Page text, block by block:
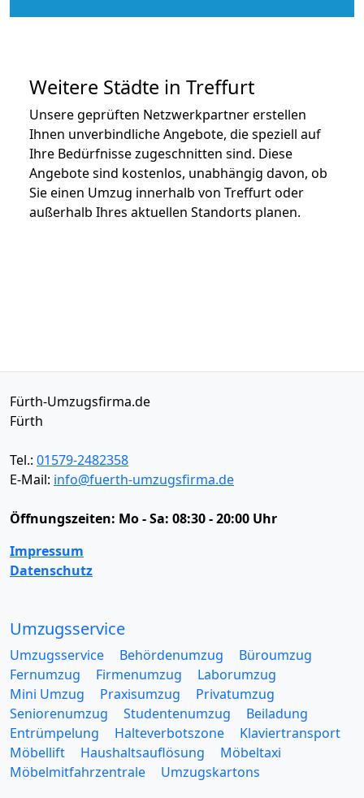
Weitere Städte in Treffurt
Unsere geprüften Netzwerkpartner erstellen
Ihnen unverbindliche Angebote, die speziell auf
Ihre Bedürfnisse zugeschnitten sind. Diese
Angebote sind kostenlos, unabhängig davon, ob
Sie einen Umzug innerhalb von Treffurt oder
außerhalb Ihres aktuellen Standorts planen.
Fürth-Umzugsfirma.de
Fürth
Tel.: 01579-2482358
E-Mail: info@fuerth-umzugsfirma.de
Öffnungszeiten: Mo - Sa: 08:30 - 20:00 Uhr
Impressum
Datenschutz
Umzugsservice
Umzugsservice Behördenumzug
Büroumzug
Fernumzug
Firmenumzug
Laborumzug
Mini Umzug
Praxisumzug
Privatumzug
Seniorenumzug
Studentenumzug
Beiladung
Entrümpelung
Halteverbotszone
Klaviertransport
Möbellift
Haushaltsauflösung
Möbeltaxi
Möbelmitfahrzentrale
Umzugskartons